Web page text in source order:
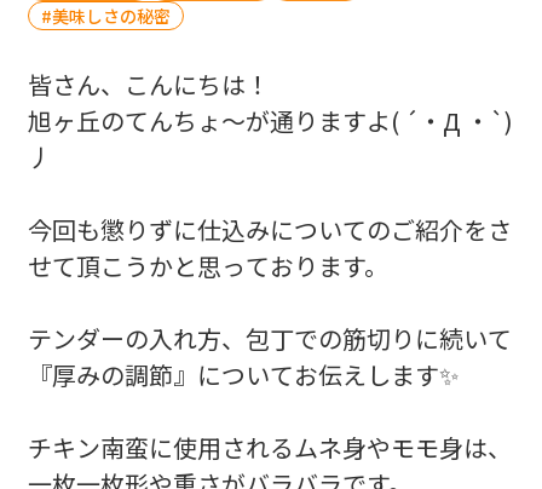
美味しさの秘密
皆さん、こんにちは！
旭ヶ丘のてんちょ〜が通りますよ( ´・Д ・`)
丿
今回も懲りずに仕込みについてのご紹介をさ
せて頂こうかと思っております。
テンダーの入れ方、包丁での筋切りに続いて
『厚みの調節』についてお伝えします✨
チキン南蛮に使用されるムネ身やモモ身は、